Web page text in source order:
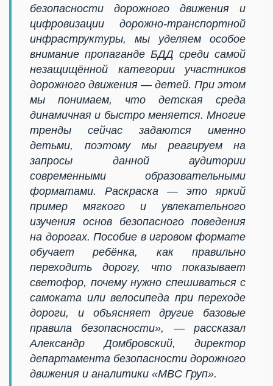
безопасности дорожного движения и
цифровизации дорожно-транспортной
инфраструктуры, мы уделяем особое
внимание пропаганде БДД среди самой
незащищённой категории участников
дорожного движения — детей. При этом
мы понимаем, что детская среда
динамичная и быстро меняется. Многие
тренды сейчас задаются именно
детьми, поэтому мы реагируем на
запросы данной аудитории
современными образовательными
форматами. Раскраска — это яркий
пример мягкого и увлекательного
изучения основ безопасного поведения
на дорогах. Пособие в игровом формате
обучает ребёнка, как правильно
переходить дорогу, что показывает
светофор, почему нужно спешиваться с
самоката или велосипеда при переходе
дороги, и объясняет другие базовые
правила безопасности», — рассказал
Александр Домбровский, директор
департамента безопасности дорожного
движения и аналитики «МВС Груп».